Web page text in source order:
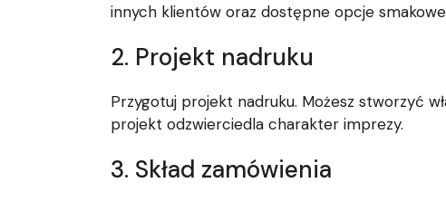
innych klientów oraz dostępne opcje
2. Projekt nadruku
Przygotuj projekt nadruku. Możesz stworzyć
projekt odzwierciedla charakter imprezy.
3. Skład zamówienia